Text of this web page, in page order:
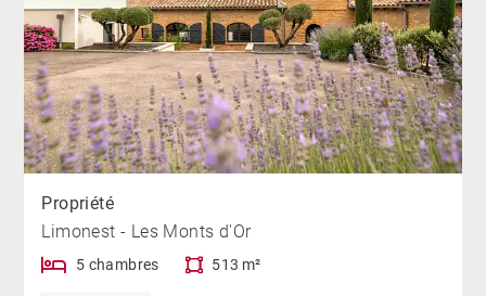
Propriété
Limonest - Les Monts d'Or
5 chambres 513 m²